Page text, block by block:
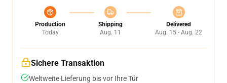
Production
Today
Shipping
Aug. 11
Delivered
Aug. 15 - Aug. 22
Sichere Transaktion
Weltweite Lieferung bis vor Ihre Tür